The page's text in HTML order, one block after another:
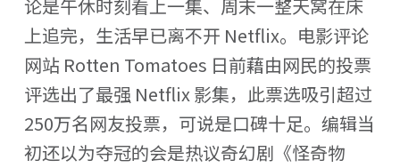
论是午休时刻看上一集、周末一整天窝在床
上追完，生活早已离不开 Netflix。电影评论
网站 Rotten Tomatoes 日前藉由网民的投票
评选出了最强 Netflix 影集，此票选吸引超过
250万名网友投票，可说是口碑十足。编辑当
初还以为夺冠的会是热议奇幻剧《怪奇物